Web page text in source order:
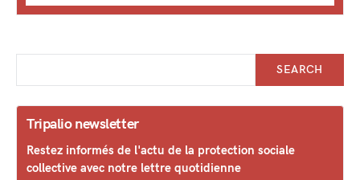
SEARCH
Tripalio newsletter
Restez informés de l'actu de la protection sociale
collective avec notre lettre quotidienne